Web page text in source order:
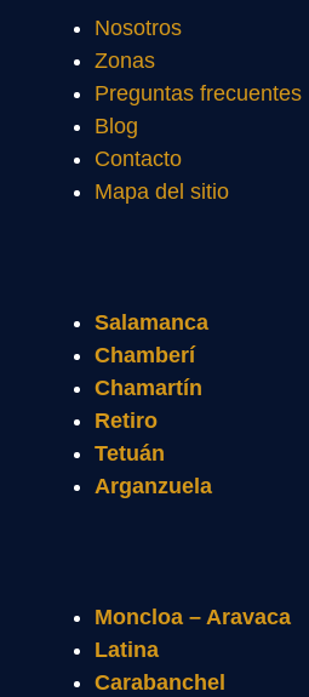
Nosotros
Zonas
Preguntas frecuentes
Blog
Contacto
Mapa del sitio
Salamanca
Chamberí
Chamartín
Retiro
Tetuán
Arganzuela
Moncloa – Aravaca
Latina
Carabanchel